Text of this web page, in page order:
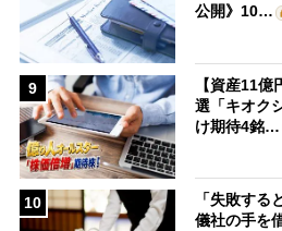
公開》10…
9
【資産11
選「キオク
け期待4銘…
10
「失敗する
儀社の手を